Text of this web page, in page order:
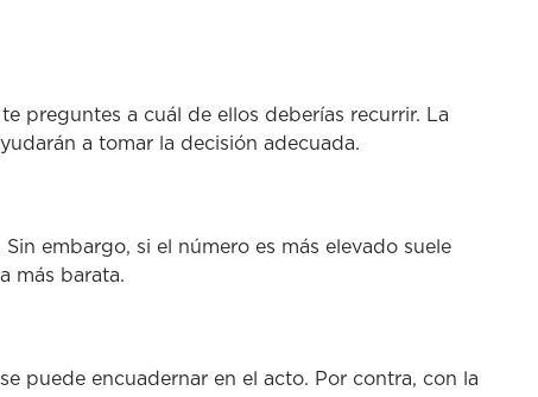
preguntes a cuál de ellos deberías recurrir. La
a tomar la decisión adecuada.
embargo, si el número es más elevado suele
más barata.
puede encuadernar en el acto. Por contra, con la